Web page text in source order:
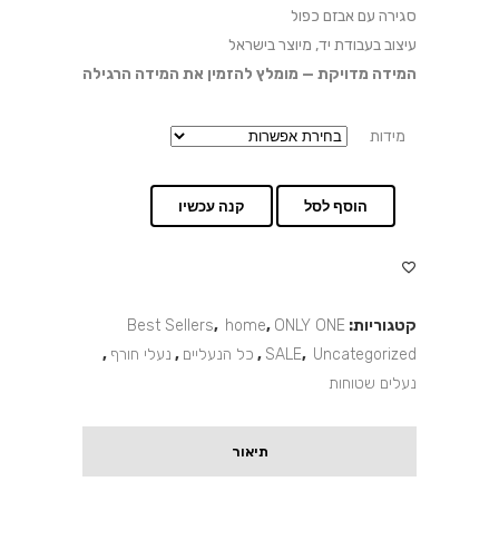
סגירה עם אבזם כפול
עיצוב בעבודת יד, מיוצר בישראל
המידה מדויקת — מומלץ להזמין את המידה הרגילה
מידות
הוסף לסל קנה עכשיו
קטגוריות: Best Sellers, home, ONLY ONE
SALE, Uncategorized
, כל הנעליים , נעלי חורף ,
נעלים שטוחות
תיאור